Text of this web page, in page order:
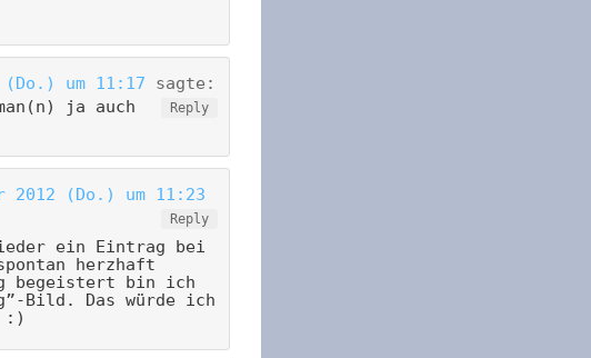
(Do.) um 11:17 sagte:
Reply
ja auch
2012 (Do.) um 11:23
Reply
ein Eintrag bei
herzhaft
begeistert bin ich
Bild. Das würde ich
:)